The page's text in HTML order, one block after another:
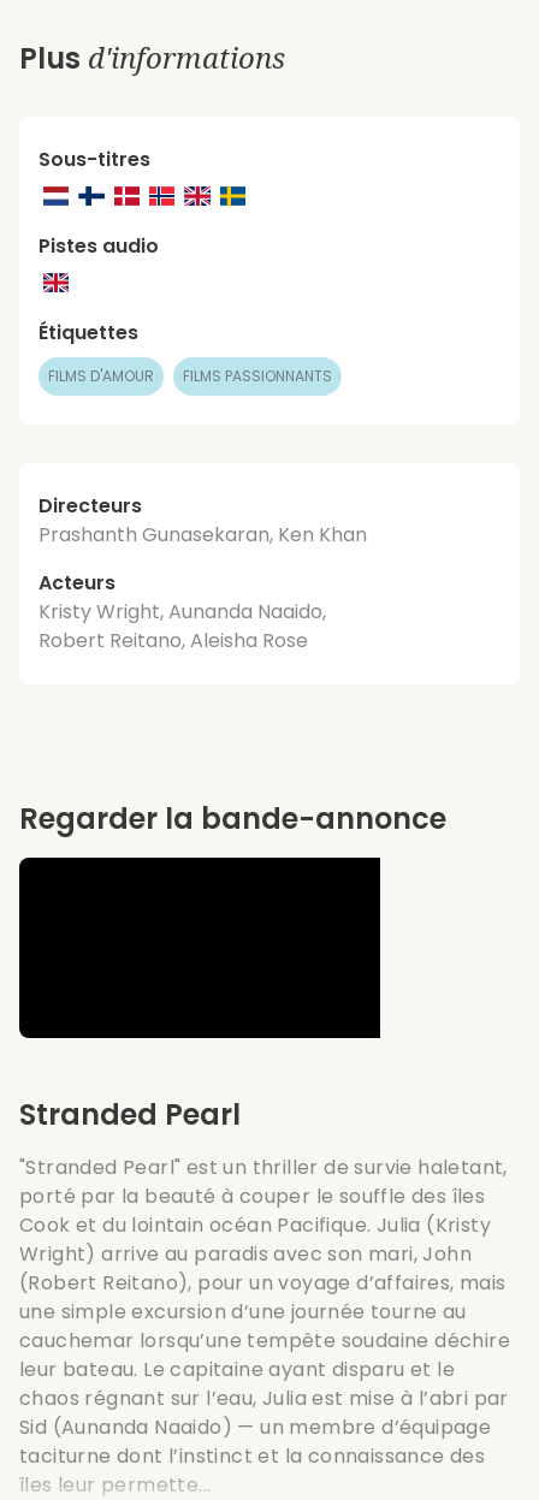
Plus d'informations
Sous-titres
Pistes audio
Étiquettes
FILMS D'AMOUR FILMS PASSIONNANTS
Directeurs
Prashanth Gunasekaran, Ken Khan
Acteurs
Kristy Wright, Aunanda Naaido,
Robert Reitano, Aleisha Rose
Stranded Pearl
"Stranded Pearl" est un thriller de survie haletant,
porté par la beauté à couper le souffle des îles
Cook et du lointain océan Pacifique. Julia (Kristy
Wright) arrive au paradis avec son mari, John
(Robert Reitano), pour un voyage d’affaires, mais
une simple excursion d’une journée tourne au
cauchemar lorsqu’une tempête soudaine déchire
leur bateau. Le capitaine ayant disparu et le
chaos régnant sur l’eau, Julia est mise à l’abri par
Sid (Aunanda Naaido) — un membre d’équipage
taciturne dont l’instinct et la connaissance des
îles leur permette...
Regarder la bande-annonce